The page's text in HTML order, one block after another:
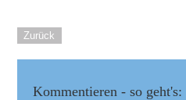
Zurück
Kommentieren - so geht's: